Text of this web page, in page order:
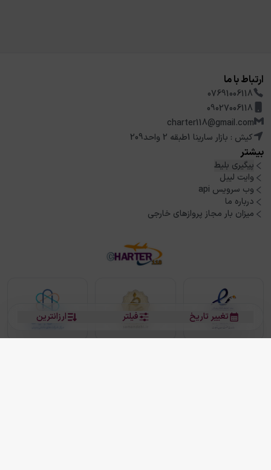
ارزانترین فیلتر تغییر تاریخ
ارتباط با ما
07691006118
09027006118
charter118@gmail.com
کیش : بازار سارینا 1طبقه 2 واحد209
بیشتر
پیگیری بلیط
وایت لیبل
وب سرویس api
درباره ما
میزان بار مجاز پروازهای خارجی